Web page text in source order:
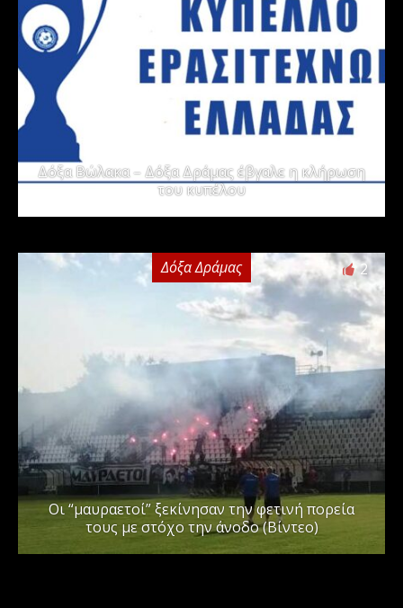
Δόξα Βώλακα – Δόξα Δράμας έβγαλε η κλήρωση
του κυπέλου
Δόξα Δράμας 2
Οι “μαυραετοί” ξεκίνησαν την φετινή πορεία
τους με στόχο την άνοδο (Βίντεο)